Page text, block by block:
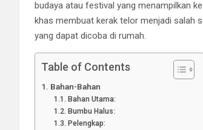
budaya atau festival yang menampilkan
khas membuat kerak telor menjadi salah
yang dapat dicoba di rumah.
Table of Contents
Bahan-Bahan
Bahan Utama:
Bumbu Halus:
Pelengkap: